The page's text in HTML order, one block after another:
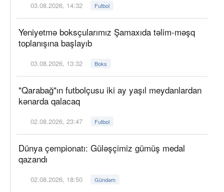
03.08.2026, 14:32 Futbol
Yeniyetmə boksçularımız Şamaxıda təlim-məşq
toplanışına başlayıb
03.08.2026, 13:32 Boks
"Qarabağ"ın futbolçusu iki ay yaşıl meydanlardan
kənarda qalacaq
02.08.2026, 23:47 Futbol
Dünya çempionatı: Güləşçimiz gümüş medal
qazandı
02.08.2026, 18:50 Gündəm